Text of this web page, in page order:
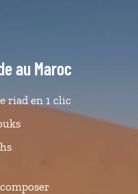
au Maroc
riad en 1 clic